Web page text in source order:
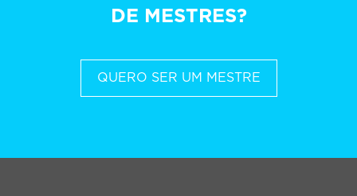
DE MESTRES?
QUERO SER UM MESTRE